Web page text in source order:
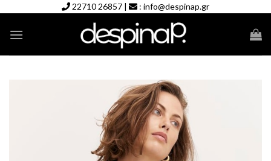
content
22710 26857 | : info@despinap.gr